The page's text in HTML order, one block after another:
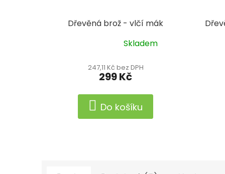
Dřevěná brož - vlčí mák
produktu
hvězdiček.
Skladem
247,11 Kč bez DPH
299 Kč
Do košíku